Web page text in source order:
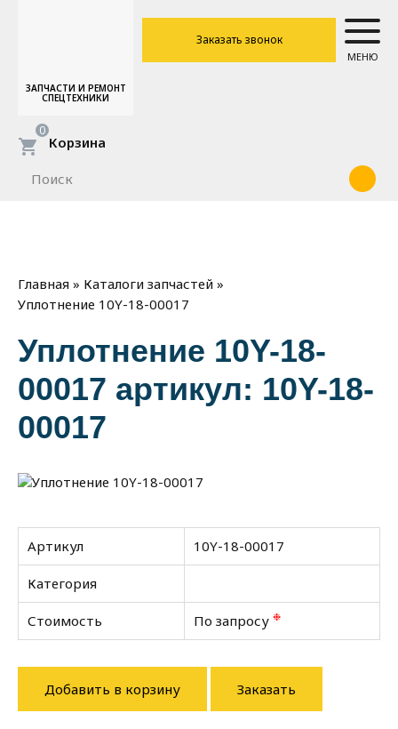
ЗАПЧАСТИ И РЕМОНТ
СПЕЦТЕХНИКИ
Заказать звонок
МЕНЮ
Корзина
0
Главная » Каталоги запчастей »
Уплотнение 10Y-18-00017
Уплотнение 10Y-18-
00017 артикул: 10Y-18-
00017
Артикул 10Y-18-00017
Категория
Стоимость По запросу ❉
Добавить в корзину Заказать